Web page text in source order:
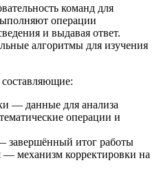
команд для
операции
и выдавая ответ.
алгоритмы для изучения
— данные для анализа
операции и
итог работы
механизм корректировки на